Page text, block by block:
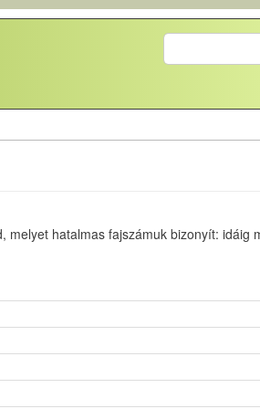
Search
melyet hatalmas fajszámuk bizonyít: idáig